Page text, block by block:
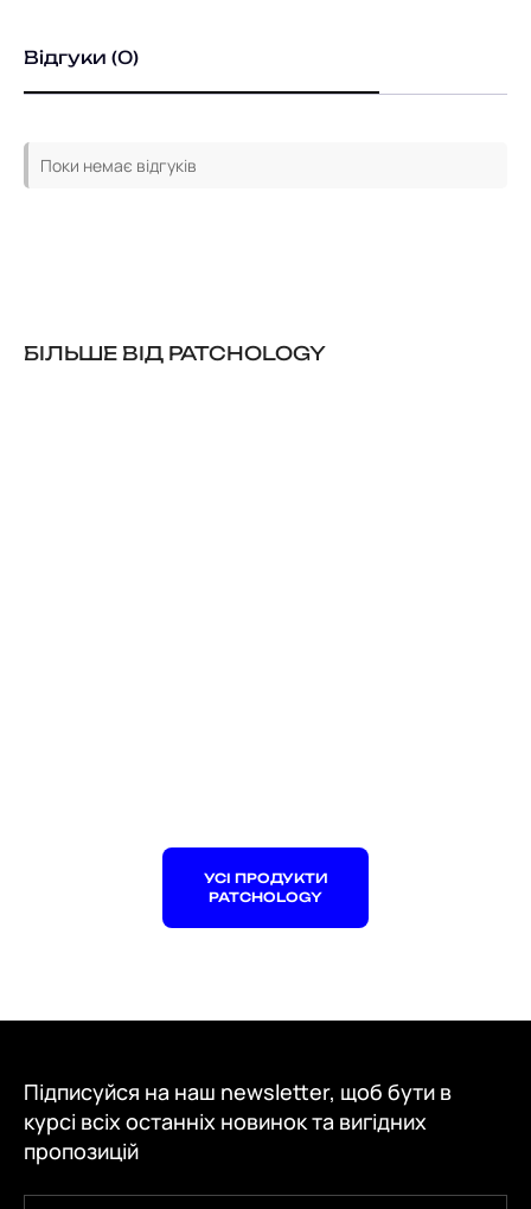
Відгуки (0)
Поки немає відгуків
БІЛЬШЕ ВІД PATCHOLOGY
УСІ ПРОДУКТИ
PATCHOLOGY
Підписуйся на наш newsletter, щоб бути в
курсі всіх останніх новинок та вигідних
пропозицій